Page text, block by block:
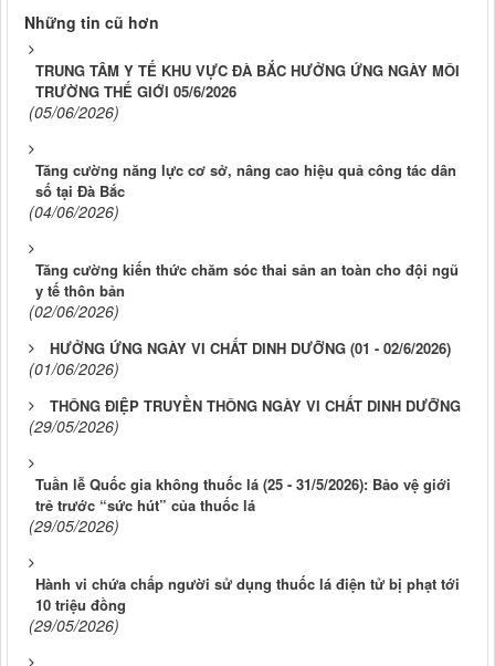
Những tin cũ hơn
TRUNG TÂM Y TẾ KHU VỰC ĐÀ BẮC HƯỞNG ỨNG NGÀY MÔI
TRƯỜNG THẾ GIỚI 05/6/2026
(05/06/2026)
Tăng cường năng lực cơ sở, nâng cao hiệu quả công tác dân
số tại Đà Bắc
(04/06/2026)
Tăng cường kiến thức chăm sóc thai sản an toàn cho đội ngũ
y tế thôn bản
(02/06/2026)
HƯỞNG ỨNG NGÀY VI CHẤT DINH DƯỠNG (01 - 02/6/2026)
(01/06/2026)
THÔNG ĐIỆP TRUYỀN THÔNG NGÀY VI CHẤT DINH DƯỠNG
(29/05/2026)
Tuần lễ Quốc gia không thuốc lá (25 - 31/5/2026): Bảo vệ giới
trẻ trước “sức hút” của thuốc lá
(29/05/2026)
Hành vi chứa chấp người sử dụng thuốc lá điện tử bị phạt tới
10 triệu đồng
(29/05/2026)